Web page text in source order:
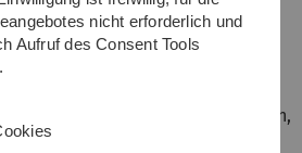
dich an den Aktivitäten des
mitzugestalten. Dabei gibt
mitzugestalten
Ausschüssen oder Arbeitsgruppen,
den Mittelbau aktiv zu
nicht erforderlich und
Aufruf des Consent Tools